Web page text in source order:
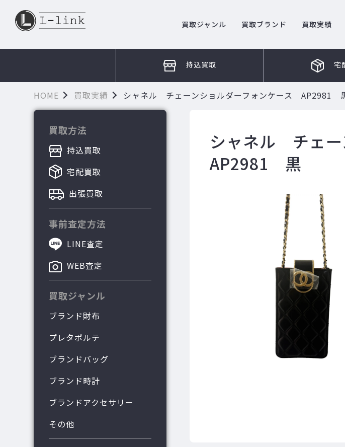
買取ジャンル 買取ブランド 買取実績
持込買取 宅
HOME 買取実績 シャネル チェーンショルダーフォンケース AP2981
買取方法
持込買取
宅配買取
出張買取
事前査定方法
LINE査定
WEB査定
買取ジャンル
ブランド財布
プレタポルテ
ブランドバッグ
ブランド時計
ブランドアクセサリー
その他
シャネル チェー
AP2981 黒